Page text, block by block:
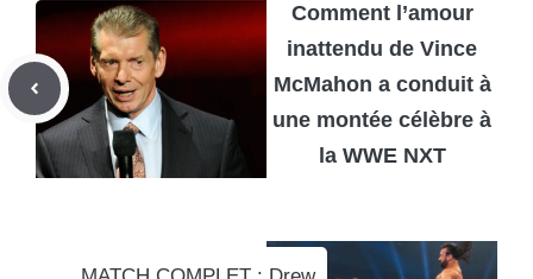
Comment l’amour
inattendu de Vince
McMahon a conduit à
une montée célèbre à
la WWE NXT